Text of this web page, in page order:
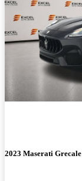
2023 Maserati Grecale